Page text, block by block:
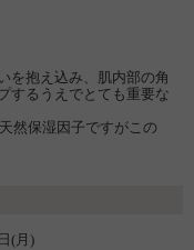
を抱え込み、肌内部の角
するうえでとても重要な
然保湿因子ですがこの
を持続させます。
(月)